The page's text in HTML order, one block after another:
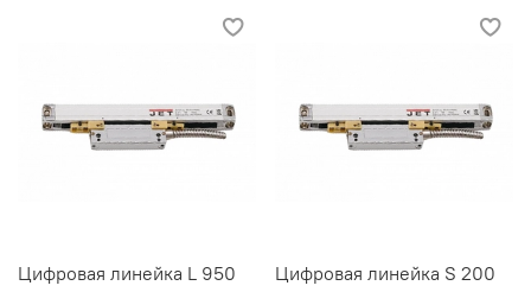
Цифровая линейка L 950 Цифровая линейка S 200